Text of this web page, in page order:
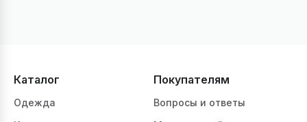
Каталог
Одежда
Покупателям
Вопросы и ответы